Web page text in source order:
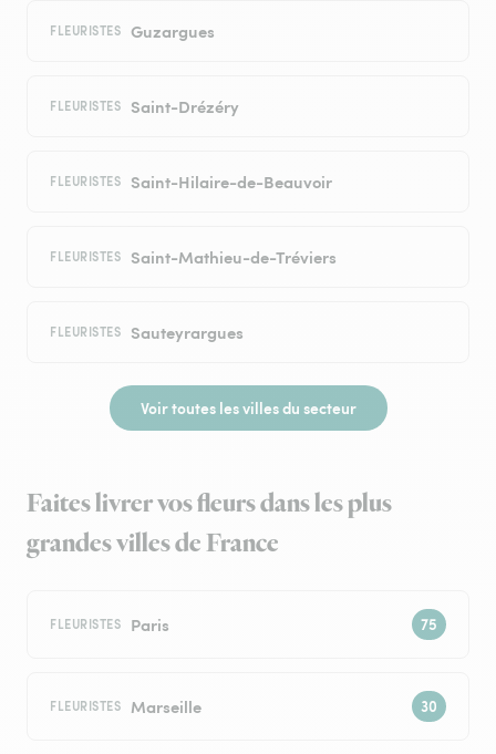
FLEURISTES Guzargues
FLEURISTES Saint-Drézéry
FLEURISTES Saint-Hilaire-de-Beauvoir
FLEURISTES Saint-Mathieu-de-Tréviers
FLEURISTES Sauteyrargues
Voir toutes les villes du secteur
Faites livrer vos fleurs dans les plus
grandes villes de France
FLEURISTES Paris
FLEURISTES Marseille